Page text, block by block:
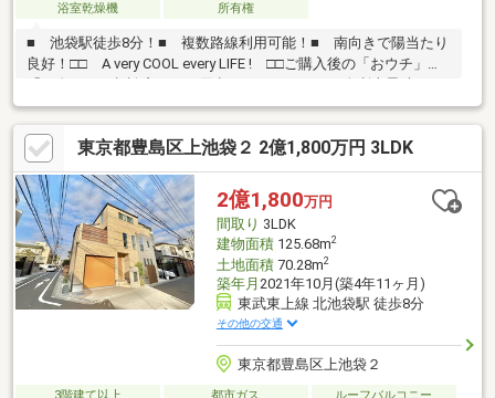
浴室乾燥機
所有権
■ 池袋駅徒歩8分！■ 複数路線利用可能！■ 南向きで陽当たり
良好！□□ A very COOL every LIFE ! □□ご購入後の「おウチ」と
スクヘッジ、借換え相談、繰上返済のタイミング、各種保険の見
直し・・・etc・おウチの設備保証や定期点検、駆け付けサービ
ス・・・etcまずはお気軽に現地をご覧下さいませ。物件の詳細に
ついて、ご見学希望のお客様は下記番号までお気軽にご連絡下さ
い。お問い合わせ専用フリーダイヤル ：０１２０－５１０ー００
３
東京都豊島区上池袋２ 2億1,800万円 3LDK
2億1,800万円
間取り 3LDK
建物面積125.68m2
土地面積70.28m2
築年月 2021年10月(築4年11ヶ月)
東武東上線 北池袋駅 徒歩8分
その他の交通
東京都豊島区上池袋２